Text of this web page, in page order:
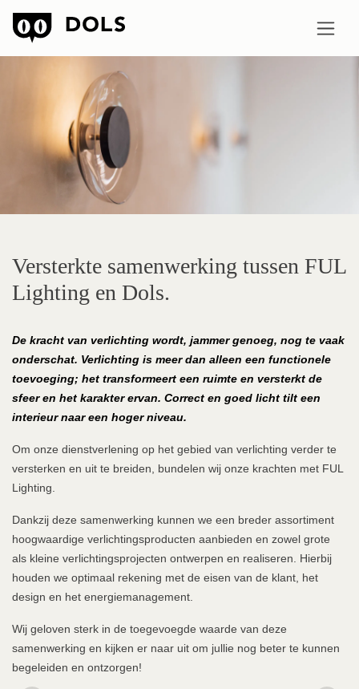
Versterkte samenwerking tussen FUL
Lighting en Dols.
De kracht van verlichting wordt, jammer genoeg, nog te vaak
onderschat. Verlichting is meer dan alleen een functionele
toevoeging; het transformeert een ruimte en versterkt de
sfeer en het karakter ervan. Correct en goed licht tilt een
interieur naar een hoger niveau.
Om onze dienstverlening op het gebied van verlichting verder te
versterken en uit te breiden, bundelen wij onze krachten met FUL
Lighting.
Dankzij deze samenwerking kunnen we een breder assortiment
hoogwaardige verlichtingsproducten aanbieden en zowel grote
als kleine verlichtingsprojecten ontwerpen en realiseren. Hierbij
houden we optimaal rekening met de eisen van de klant, het
design en het energiemanagement.
Wij geloven sterk in de toegevoegde waarde van deze
samenwerking en kijken er naar uit om jullie nog beter te kunnen
begeleiden en ontzorgen!